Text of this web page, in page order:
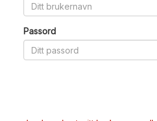
Passord